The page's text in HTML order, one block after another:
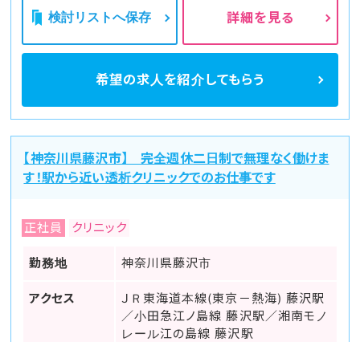
検討リストへ保存 詳細を見る
希望の求人を紹介してもらう
【神奈川県藤沢市】 完全週休二日制で無理なく働けま
す！駅から近い透析クリニックでのお仕事です
正社員 クリニック
勤務地 神奈川県藤沢市
アクセス
ＪＲ東海道本線(東京－熱海) 藤沢駅
／小田急江ノ島線 藤沢駅／湘南モノ
レール江の島線 藤沢駅